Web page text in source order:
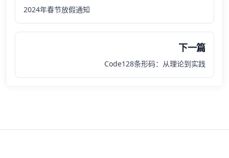
2024年春节放假通知
下一篇
Code128条形码：从理论到实践